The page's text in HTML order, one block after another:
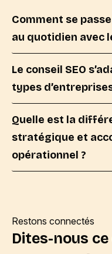
Comment se
au quotidien avec
Le conseil SEO
types
Quelle est la
stratégique et
opérationnel ?
Restons connectés
Dites-nous